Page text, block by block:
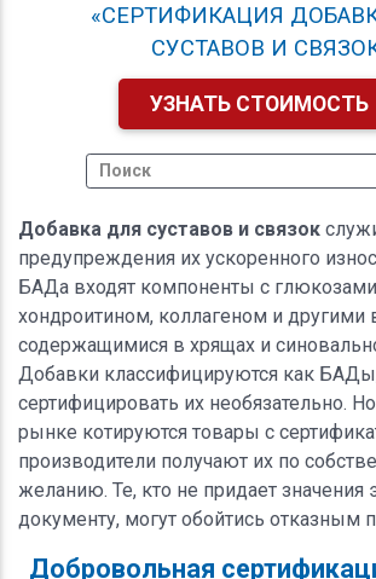
«СЕРТИФИКАЦИЯ
СУСТАВОВ И
УЗНАТЬ СТОИМОСТЬ
Добавка для суставов и связок
предупреждения их ускоренного
БАДа входят компоненты с
хондроитином, коллагеном и другими
содержащимися в хрящах и
Добавки классифицируются как
сертифицировать их необязательно.
рынке котируются товары с
производители получают их по
желанию. Те, кто не придает значения
документу, могут обойтись отказным
Добровольная